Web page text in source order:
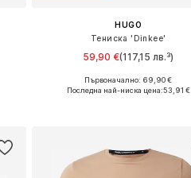
HUGO
Тениска 'Dinkee'
59,90 €(117,15 лв.³)
Налични размери: S, M, L, XL
Първоначално: 69,90 €
Последна най-ниска цена:53,91 €